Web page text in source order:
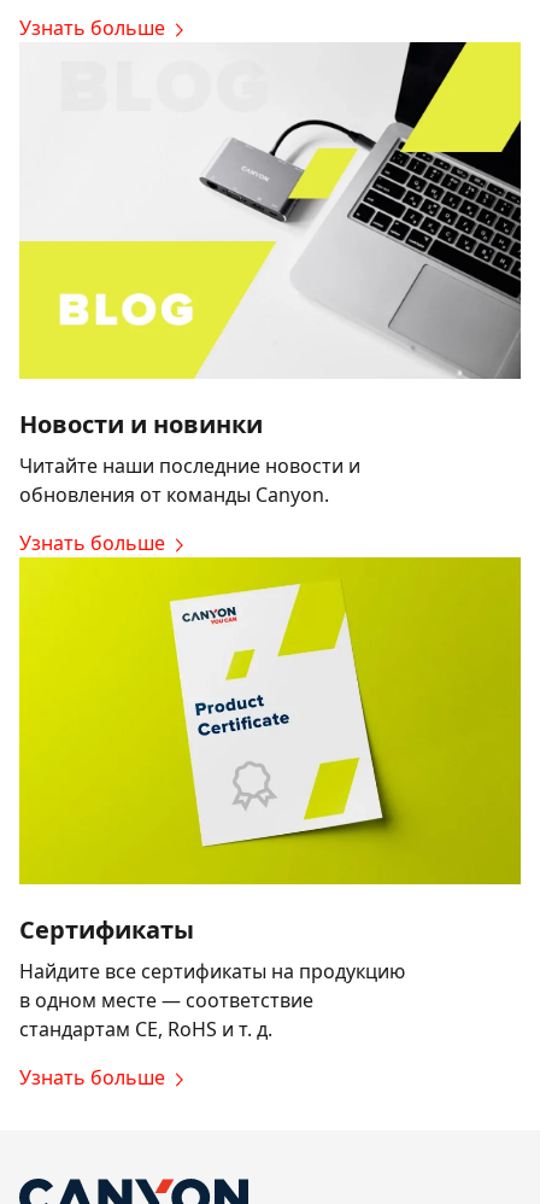
Узнать больше
Новости и новинки
Читайте наши последние новости и
обновления от команды Canyon.
Узнать больше
Сертификаты
Найдите все сертификаты на продукцию
в одном месте — соответствие
стандартам CE, RoHS и т. д.
Узнать больше